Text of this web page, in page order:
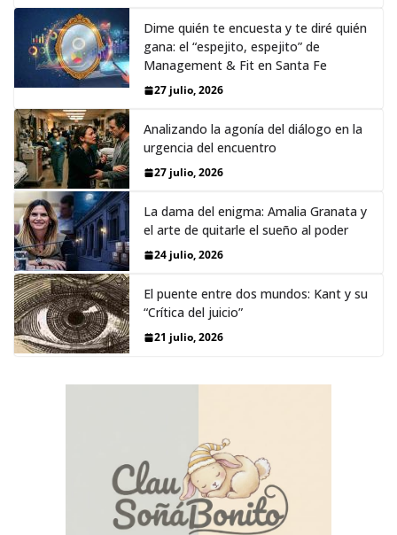
Dime quién te encuesta y te diré quién
gana: el “espejito, espejito” de
Management & Fit en Santa Fe
27 julio, 2026
Analizando la agonía del diálogo en la
urgencia del encuentro
27 julio, 2026
La dama del enigma: Amalia Granata y
el arte de quitarle el sueño al poder
24 julio, 2026
El puente entre dos mundos: Kant y su
“Crítica del juicio”
21 julio, 2026